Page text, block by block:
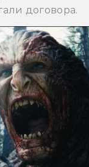
договора.